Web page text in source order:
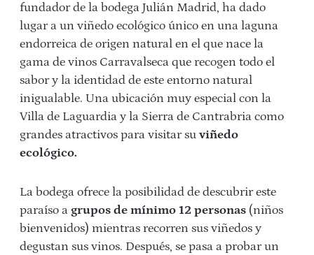
fundador de la bodega Julián Madrid, ha dado
lugar a un viñedo ecológico único en una laguna
endorreica de origen natural en el que nace la
gama de vinos Carravalseca que recogen todo el
sabor y la identidad de este entorno natural
inigualable. Una ubicación muy especial con la
Villa de Laguardia y la Sierra de Cantrabria como
grandes atractivos para visitar su viñedo
ecológico.
La bodega ofrece la posibilidad de descubrir este
paraíso a grupos de mínimo 12 personas (niños
bienvenidos) mientras recorren sus viñedos y
degustan sus vinos. Después, se pasa a probar un